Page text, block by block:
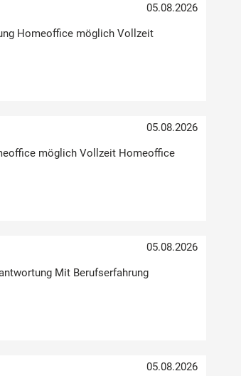
05.08.2026
Homeoffice möglich Vollzeit
05.08.2026
möglich Vollzeit Homeoffice
05.08.2026
Mit Berufserfahrung
05.08.2026